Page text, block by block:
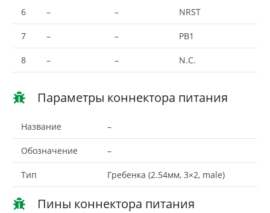
6 – – NRST
7 – – PB1
8 – – N.C.
Параметры коннектора питания
Название –
Обозначение –
Тип Гребенка (2.54мм, 3×2, male)
Пины коннектора питания